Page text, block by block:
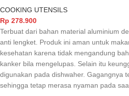
COOKING UTENSILS
Rp 278.900
Terbuat dari bahan material aluminium
anti lengket. Produk ini aman untuk
kesehatan karena tidak mengandung
kanker bila mengelupas. Selain itu
digunakan pada dishwaher. Gagangnya
sehingga tetap merasa nyaman pada